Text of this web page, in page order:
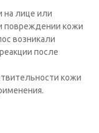
на лице или
повреждении кожи
возникали
после
кожи